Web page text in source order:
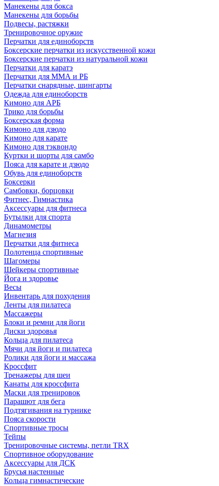
Манекены для бокса
Манекены для борьбы
Подвесы, растяжки
Тренировочное оружие
Перчатки для единоборств
Боксерские перчатки из искусственной кожи
Боксерские перчатки из натуральной кожи
Перчатки для каратэ
Перчатки для ММА и РБ
Перчатки снарядные, шингарты
Одежда для единоборств
Кимоно для АРБ
Трико для борьбы
Боксерская форма
Кимоно для дзюдо
Кимоно для карате
Кимоно для тэквондо
Куртки и шорты для самбо
Пояса для карате и дзюдо
Обувь для единоборств
Боксерки
Самбовки, борцовки
Фитнес, Гимнастика
Аксессуары для фитнеса
Бутылки для спорта
Динамометры
Магнезия
Перчатки для фитнеса
Полотенца спортивные
Шагомеры
Шейкеры спортивные
Йога и здоровье
Весы
Инвентарь для похудения
Ленты для пилатеса
Массажеры
Блоки и ремни для йоги
Диски здоровья
Кольца для пилатеса
Мячи для йоги и пилатеса
Ролики для йоги и массажа
Кроссфит
Тренажеры для шеи
Канаты для кроссфита
Маски для тренировок
Парашют для бега
Подтягивания на турнике
Пояса скорости
Спортивные тросы
Тейпы
Тренировочные системы, петли TRX
Спортивное оборудование
Аксессуары для ДСК
Брусья настенные
Кольца гимнастические